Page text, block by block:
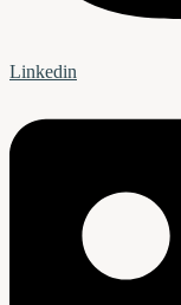
Linkedin